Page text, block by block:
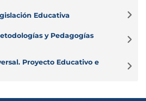
Educativa
y Pedagogías
Proyecto Educativo e